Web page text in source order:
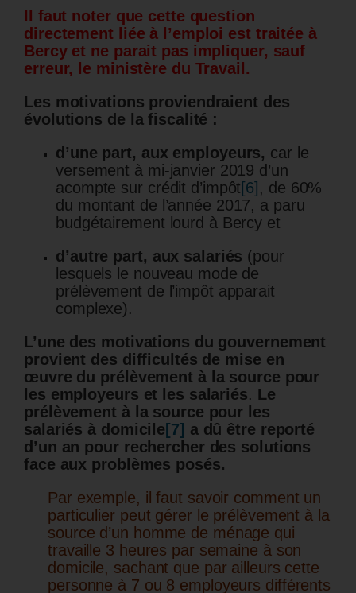
Il faut noter que cette question
directement liée à l’emploi est traitée à
Bercy et ne parait pas impliquer, sauf
erreur, le ministère du Travail.
Les motivations proviendraient des
évolutions de la fiscalité :
d’une part, aux employeurs, car le
versement à mi-janvier 2019 d’un
acompte sur crédit d’impôt[6] , de 60%
du montant de l’année 2017, a paru
budgétairement lourd à Bercy et
d’autre part, aux salariés (pour
lesquels le nouveau mode de
prélèvement de l’impôt apparait
complexe).
L’une des motivations du gouvernement
provient des difficultés de mise en
œuvre du prélèvement à la source pour
les employeurs et les salariés. Le
prélèvement à la source pour les
salariés à domicile [7] a dû être reporté
d’un an pour rechercher des solutions
face aux problèmes posés.
Par exemple, il faut savoir comment un
particulier peut gérer le prélèvement à la
source d’un homme de ménage qui
travaille 3 heures par semaine à son
domicile, sachant que par ailleurs cette
personne à 7 ou 8 employeurs différents